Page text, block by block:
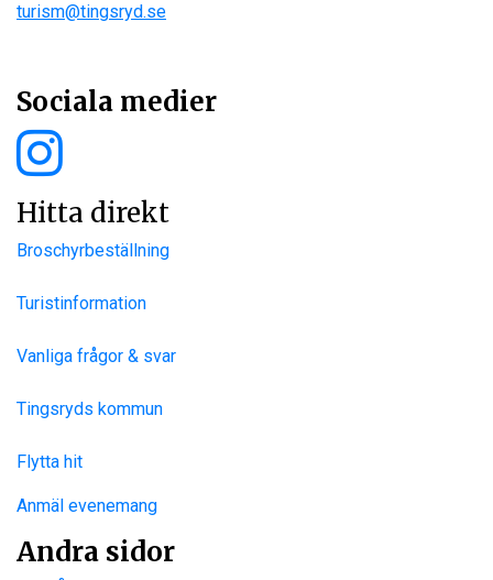
turism@tingsryd.se
Sociala medier
Hitta direkt
Broschyrbeställning
Turistinformation
Vanliga frågor & svar
Tingsryds kommun
Flytta hit
Anmäl evenemang
Andra sidor